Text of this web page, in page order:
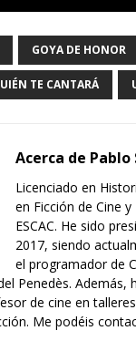
GOYA DE HONOR
TE CANTARÁ
Acerca de Pablo
Licenciado en
en Ficción de Cine
ESCAC. He sido
2017, siendo
el programador de
Penedès.
de cine en
Me podéis